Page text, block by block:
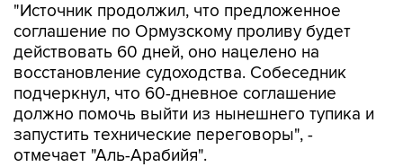
"Источник продолжил, что предложенное
соглашение по Ормузскому проливу будет
действовать 60 дней, оно нацелено на
восстановление судоходства. Собеседник
подчеркнул, что 60-дневное соглашение
должно помочь выйти из нынешнего тупика и
запустить технические переговоры", -
отмечает "Аль-Арабийя".